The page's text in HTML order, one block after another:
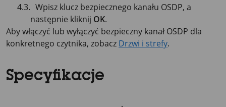
Wpisz klucz bezpiecznego kanału OSDP, a
następnie kliknij OK.
Aby włączyć lub wyłączyć bezpieczny kanał OSDP dla
konkretnego czytnika, zobacz Drzwi i strefy.
Specyfikacje